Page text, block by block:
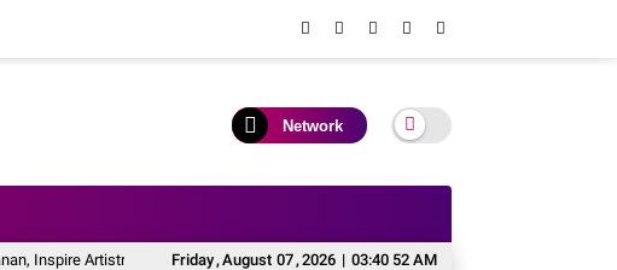
Network
Friday,August 07,2026 | 03:40 53 AM
Artistry Hadirkan Block Party Terbesar di Jakarta Fazzio Sunset Blue Hybrid x